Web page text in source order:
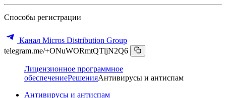
Способы регистрации
Канал Micros Distribution Group
telegram.me/+ONuWORmtQTljN2Q6
Лицензионное программное
обеспечениеРешенияАнтивирусы и антиспам
Антивирусы и антиспам